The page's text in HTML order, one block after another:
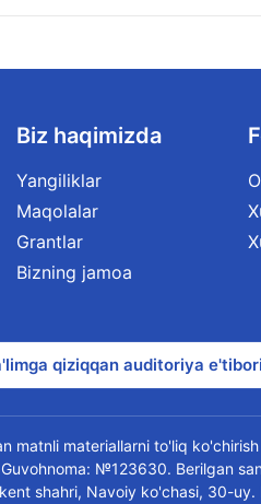
Biz haqimizda
Yangiliklar
Maqolalar
Grantlar
Bizning jamoa
qiziqqan auditoriya
matnli materiallarni to'liq
№123630. Berilgan
shahri, Navoiy ko'chasi, 30-